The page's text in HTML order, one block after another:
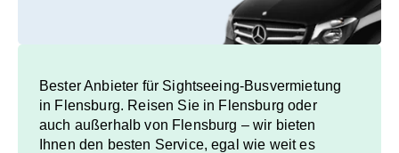
Bester Anbieter für Sightseeing-Busvermietung
in Flensburg. Reisen Sie in Flensburg oder
auch außerhalb von Flensburg – wir bieten
Ihnen den besten Service, egal wie weit es